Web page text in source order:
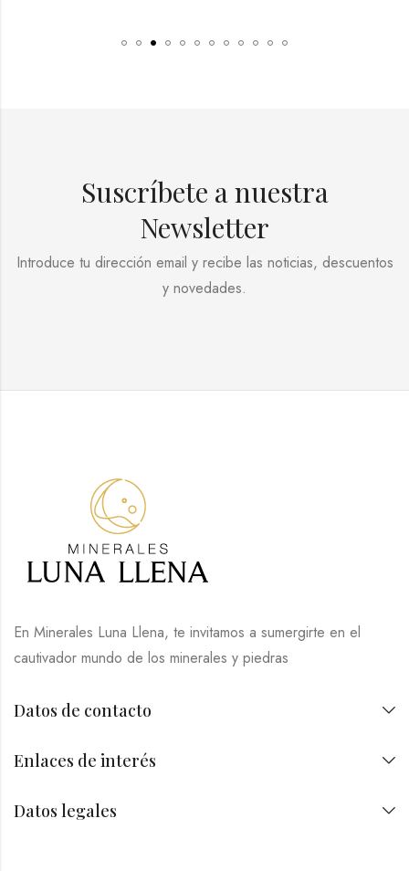
Suscríbete a nuestra
Newsletter
Introduce tu dirección email y recibe las noticias, descuentos
y novedades.
En Minerales Luna Llena, te invitamos a sumergirte en el
cautivador mundo de los minerales y piedras
Datos de contacto
Enlaces de interés
Datos legales